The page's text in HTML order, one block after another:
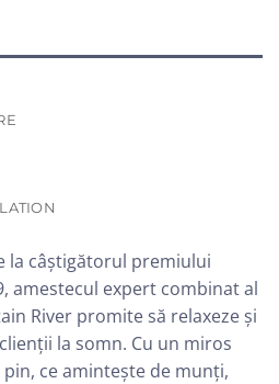
la câștigătorul premiului
amestecul expert combinat al
River promite să relaxeze și
la somn. Cu un miros
ce amintește de munți,